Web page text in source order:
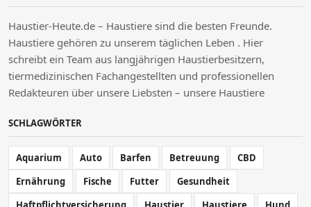
Haustier-Heute.de – Haustiere sind die besten Freunde.
Haustiere gehören zu unserem täglichen Leben . Hier
schreibt ein Team aus langjährigen Haustierbesitzern,
tiermedizinischen Fachangestellten und professionellen
Redakteuren über unsere Liebsten – unsere Haustiere
SCHLAGWÖRTER
Aquarium Auto Barfen Betreuung
CBD
Ernährung
Fische Futter
Gesundheit